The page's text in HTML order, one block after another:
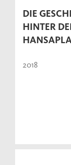
DIE
HINTER
2018